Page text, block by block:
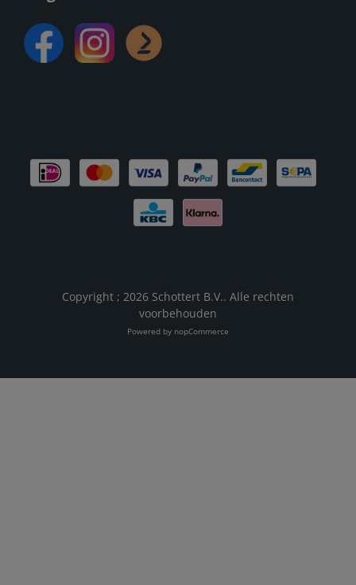
Copyright ; 2026 Schottert B.V.. Alle rechten
voorbehouden
Powered by nopCommerce